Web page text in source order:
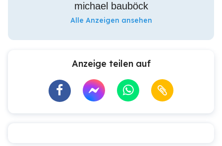
michael bauböck
Alle Anzeigen ansehen
Anzeige teilen auf